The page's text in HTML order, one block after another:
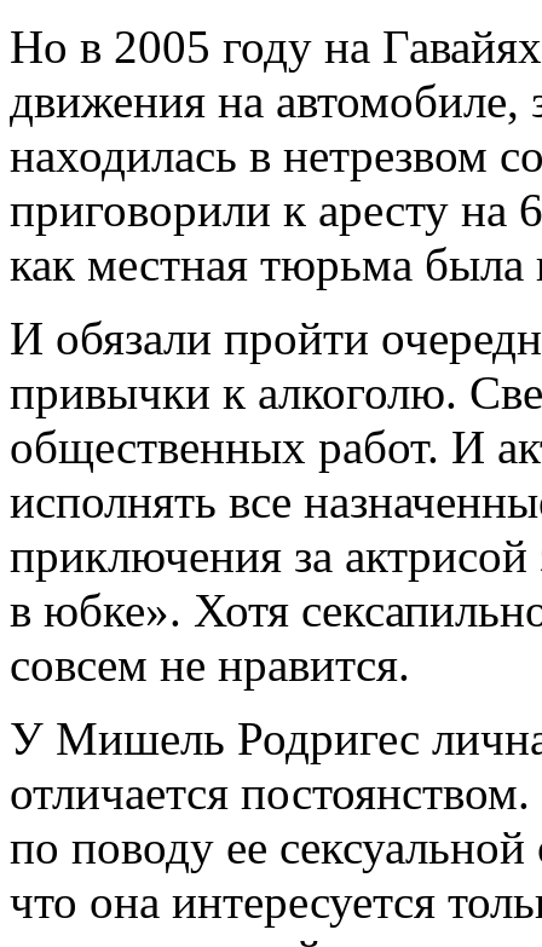
Но в 2005 году на
движения на автомобиле,
находилась в нетрезвом
приговорили к аресту на
как местная тюрьма была
И обязали пройти
привычки к алкоголю.
общественных работ. И
исполнять все
приключения за
в юбке». Хотя
совсем не нравится.
У Мишель Родригес
отличается
по поводу ее
что она интересуется